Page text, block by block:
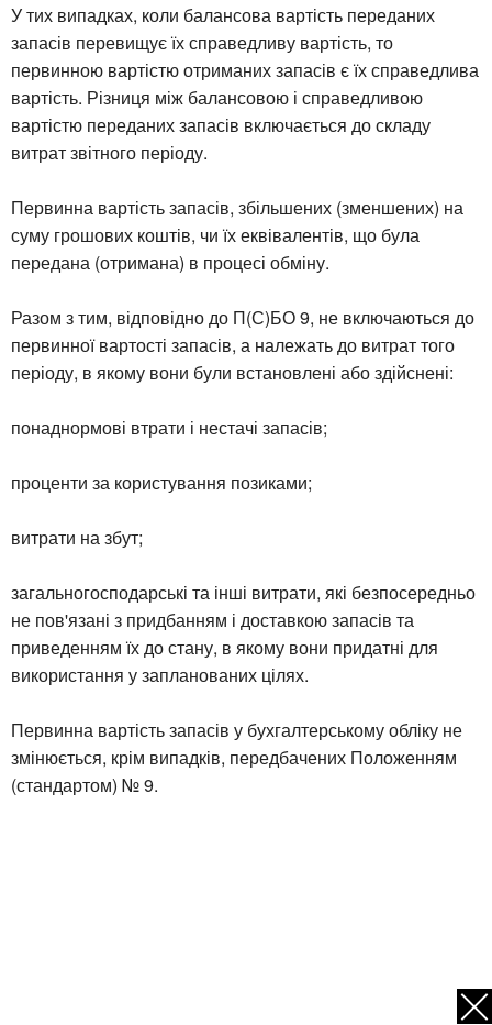
У тих випадках, коли балансова вартість переданих
запасів перевищує їх справедливу вартість, то
первинною вартістю отриманих запасів є їх справедлива
вартість. Різниця між балансовою і справедливою
вартістю переданих запасів включається до складу
витрат звітного періоду.
Первинна вартість запасів, збільшених (зменшених) на
суму грошових коштів, чи їх еквівалентів, що була
передана (отримана) в процесі обміну.
Разом з тим, відповідно до П(С)БО 9, не включаються до
первинної вартості запасів, а належать до витрат того
періоду, в якому вони були встановлені або здійснені:
понаднормові втрати і нестачі запасів;
проценти за користування позиками;
витрати на збут;
загальногосподарські та інші витрати, які безпосередньо
не пов'язані з придбанням і доставкою запасів та
приведенням їх до стану, в якому вони придатні для
використання у запланованих цілях.
Первинна вартість запасів у бухгалтерському обліку не
змінюється, крім випадків, передбачених Положенням
(стандартом) № 9.